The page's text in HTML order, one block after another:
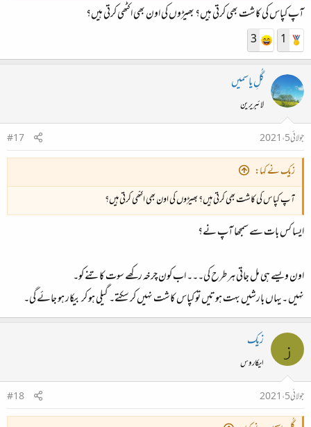
آپ کپاس کی کاشت بھی کرتی ہیں؟ بھیڑوں کی اون بھی اکٹھی کرتی ہیں؟
1
3
گُلِ یاسمیں
لائبریرین
جولائی 5، 2021
#17
زیک نے کہا:
آپ کپاس کی کاشت بھی کرتی ہیں؟ بھیڑوں کی اون بھی اکٹھی کرتی ہیں؟
ایسا کس بات سے سمجھا آپ نے؟
اون ویسے ہی مل جاتی ہر طرح کی۔۔۔ اب کون چرخہ رکھے سوت کاتنے کو۔
نہیں ۔یہاں بارشیں بہت ہوتیں تو کپاس کاشت نہیں کر سکتے۔ گیلی ہو کر بیکار ہو جائے گی۔
ز زیک
ایکاروس
جولائی 5، 2021
#18